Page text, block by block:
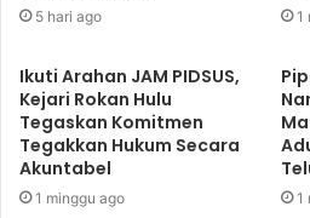
5 hari ago 1
Ikuti Arahan JAM PIDSUS,
Kejari Rokan Hulu
Tegaskan Komitmen
Tegakkan Hukum Secara
Akuntabel
1 minggu ago 1